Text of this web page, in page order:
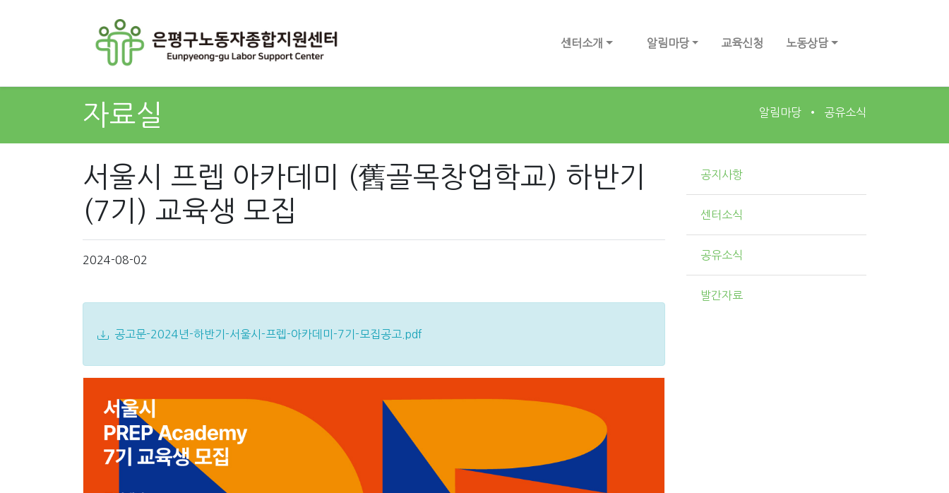
센터소개 알림마당 교육신청 노동상담
알림마당 공유소식
자료실
서울시 프렙 아카데미 (舊골목창업학교) 하반기
(7기) 교육생 모집
2024-08-02
공고문-2024년-하반기-서울시-프렙-아카데미-7기-모집공고.pdf
공지사항
센터소식
공유소식
발간자료